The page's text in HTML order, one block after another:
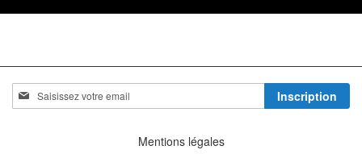
Inscription
à
Inscription
Mentions légales